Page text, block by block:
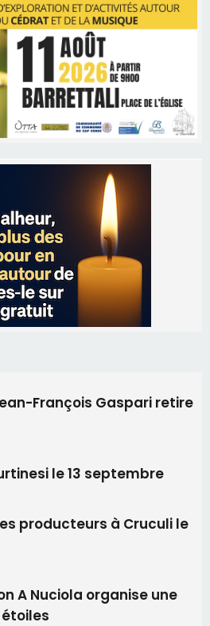
François Gaspari retire
le 13 septembre
producteurs à Cruculi le
A Nuciola organise une